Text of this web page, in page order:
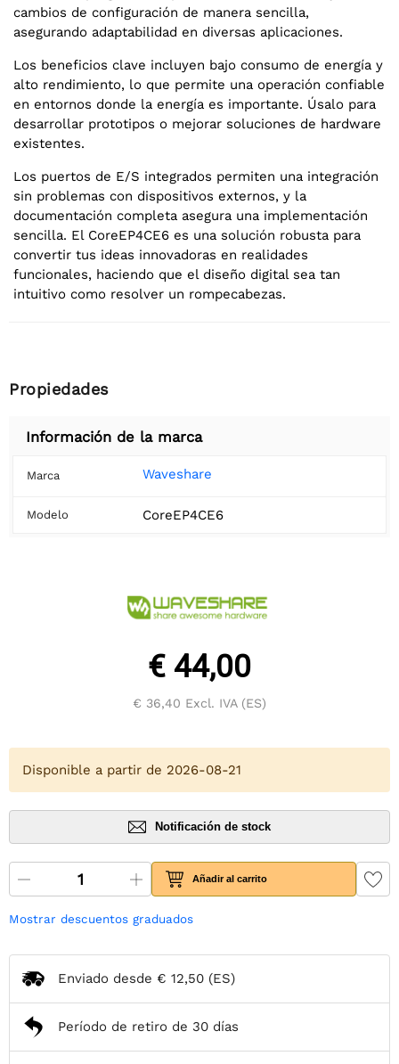
cambios de configuración de manera sencilla,
asegurando adaptabilidad en diversas aplicaciones.
Los beneficios clave incluyen bajo consumo de energía y
alto rendimiento, lo que permite una operación confiable
en entornos donde la energía es importante. Úsalo para
desarrollar prototipos o mejorar soluciones de hardware
existentes.
Los puertos de E/S integrados permiten una integración
sin problemas con dispositivos externos, y la
documentación completa asegura una implementación
sencilla. El CoreEP4CE6 es una solución robusta para
convertir tus ideas innovadoras en realidades
funcionales, haciendo que el diseño digital sea tan
intuitivo como resolver un rompecabezas.
Propiedades
Información de la marca
Marca Waveshare
Modelo CoreEP4CE6
€ 44,00
€ 36,40 Excl. IVA (ES)
Disponible a partir de 2026-08-21
Notificación de stock
Añadir al carrito
Mostrar descuentos graduados
Enviado desde € 12,50 (ES)
Período de retiro de 30 días